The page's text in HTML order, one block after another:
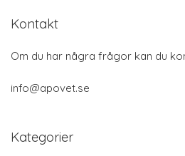
Kontakt
Om du har några frågor kan du
info@apovet.se
Kategorier